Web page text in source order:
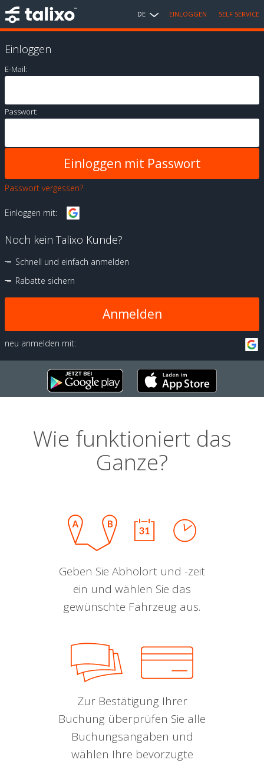
DE EINLOGGEN SELF SERVICE
Einloggen
E-Mail:
Passwort:
Passwort vergessen?
Einloggen mit:
Noch kein Talixo Kunde?
Schnell und einfach anmelden
Rabatte sichern
Anmelden
neu anmelden mit:
Wie funktioniert das
Ganze?
Geben Sie Abholort und -zeit
ein und wählen Sie das
gewünschte Fahrzeug aus.
Zur Bestätigung Ihrer
Buchung überprüfen Sie alle
Buchungsangaben und
wählen Ihre bevorzugte